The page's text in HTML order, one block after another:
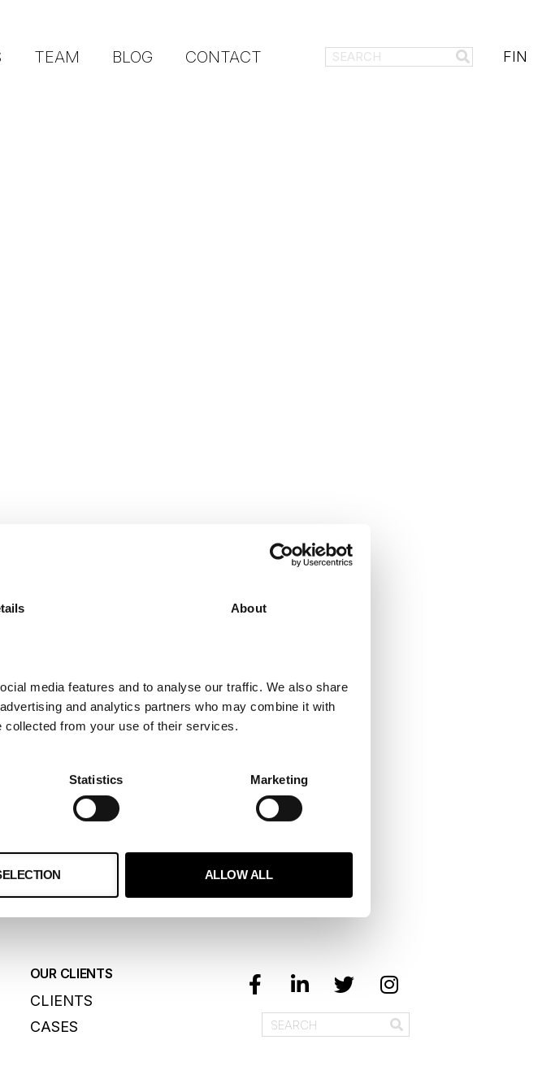
About
media features and to analyse our traffic. We also share
and analytics partners who may combine it with
collected from your use of their services.
Statistics Marketing
ALLOW ALL
TEAM BLOG CONTACT FIN
OUR CLIENTS
CLIENTS
CASES